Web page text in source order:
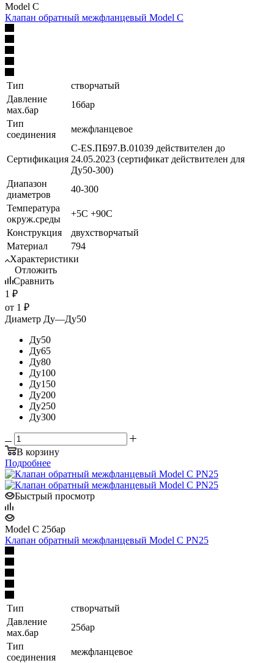
Model C
Клапан обратный межфланцевый Model C
Тип
створчатый
Давление
мах.бар
16бар
Тип
соединения
межфланцевое
Сертификация
C-ES.ПБ97.В.01039 действителен до
24.05.2023 (сертификат действителен для
Ду50-300)
Диапазон
диаметров
40-300
Температура
окруж.среды
+5C +90C
Конструкция
двухстворчатый
Материал
794
Характеристики
Отложить
Сравнить
1 ₽
от 1 ₽
Диаметр Ду—Ду50
Ду50
Ду65
Ду80
Ду100
Ду150
Ду200
Ду250
Ду300
В корзину
Подробнее
Быстрый просмотр
Model C 25бар
Клапан обратный межфланцевый Model C PN25
Тип
створчатый
Давление
мах.бар
25бар
Тип
соединения
межфланцевое